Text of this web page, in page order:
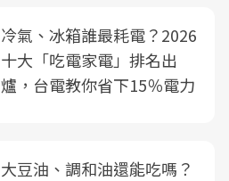
冷氣、冰箱誰最耗電？2026
十大「吃電家電」排名出
爐，台電教你省下15％電力
大豆油、調和油還能吃嗎？